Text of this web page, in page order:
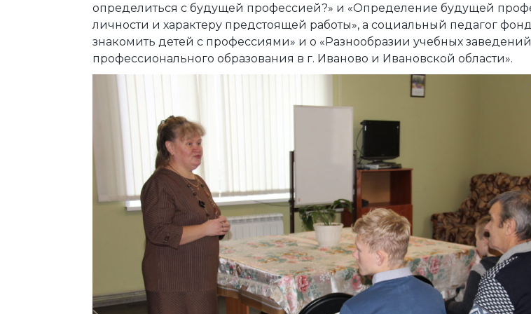
определиться с будущей профессией?» и «Определение будущей
личности и характеру предстоящей работы», а социальный педагог
знакомить детей с профессиями» и о «Разнообразии учебных заведений
профессионального образования в г. Иваново и Ивановской области».